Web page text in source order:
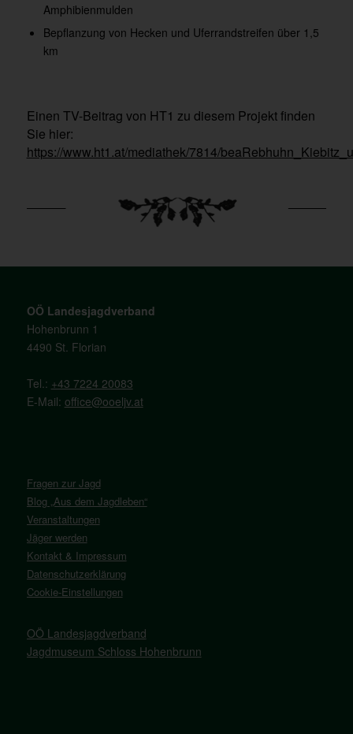
Amphibienmulden
Bepflanzung von Hecken und Uferrandstreifen über 1,5
km
Einen TV-Beitrag von HT1 zu diesem Projekt finden
Sie hier:
https://www.ht1.at/mediathek/7814/
OÖ Landesjagdverband
Hohenbrunn 1
4490 St. Florian
Tel.: +43 7224 20083
E-Mail: office@ooeljv.at
Fragen zur Jagd
Blog „Aus dem Jagdleben“
Veranstaltungen
Jäger werden
Kontakt & Impressum
Datenschutzerklärung
Cookie-Einstellungen
OÖ Landesjagdverband
Jagdmuseum Schloss Hohenbrunn